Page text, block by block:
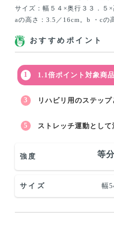
サイズ：幅５４×奥行３３．５×
aの高さ：3.5／16cm。b ・cの
おすすめポイント
1.1倍ポイント対象商品
リハビリ用のステッ
ストレッチ運動として
強度 等
サイズ 幅